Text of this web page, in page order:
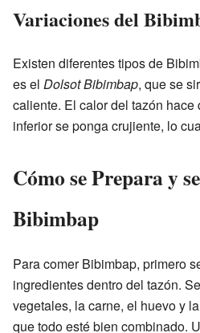
Variaciones del
Existen diferentes tipos de
es el Dolsot Bibimbap, que se
caliente. El calor del tazón hace
inferior se ponga crujiente, lo
Cómo se Prepara y
Bibimbap
Para comer Bibimbap, primero
ingredientes dentro del tazón.
vegetales, la carne, el huevo y
que todo esté bien combinado.